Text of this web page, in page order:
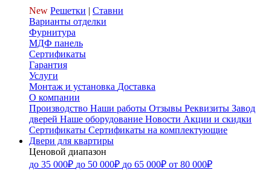
New Решетки | Ставни
Варианты отделки
Фурнитура
МДФ панель
Сертификаты
Гарантия
Услуги
Монтаж и установка Доставка
О компании
Производство Наши работы Отзывы Реквизиты Завод
дверей Наше оборудование Новости Акции и скидки
Сертификаты Сертификаты на комплектующие
Двери для квартиры
Ценовой диапазон
до 35 000₽ до 50 000₽ до 65 000₽ от 80 000₽